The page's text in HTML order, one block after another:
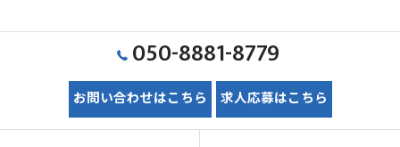
050-8881-8779
お問い合わせはこちら 求人応募はこちら